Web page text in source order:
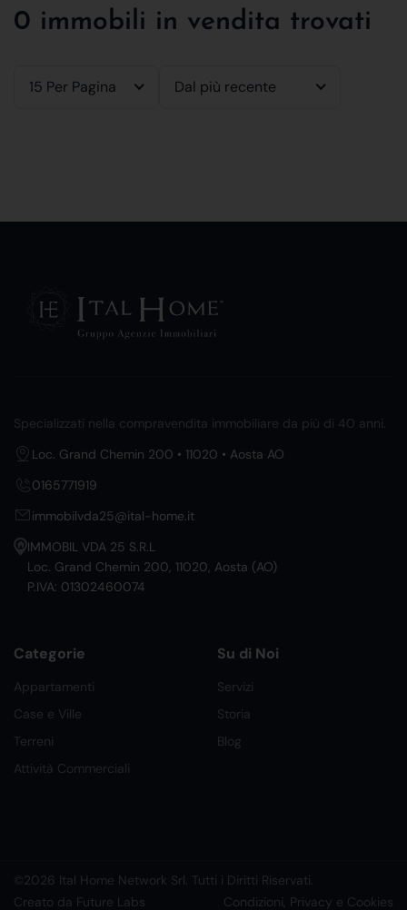
0 immobili in vendita trovati
15 Per Pagina Dal più recente
Specializzati nella compravendita immobiliare da più di 40 anni.
Loc. Grand Chemin 200 • 11020 • Aosta AO
0165771919
immobilvda25@ital-home.it
IMMOBIL VDA 25 S.R.L
Loc. Grand Chemin 200, 11020, Aosta (AO)
P.IVA: 01302460074
Categorie
Appartamenti
Case e Ville
Terreni
Attività Commerciali
Su di Noi
Servizi
Storia
Blog
©2026 Ital Home Network Srl. Tutti i Diritti Riservati.
Creato da Future Labs
Condizioni, Privacy e Cookies